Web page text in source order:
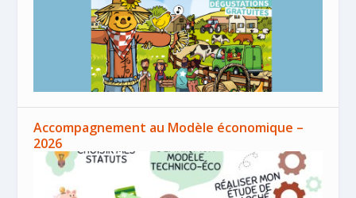
Accompagnement au Modèle économique –
2026